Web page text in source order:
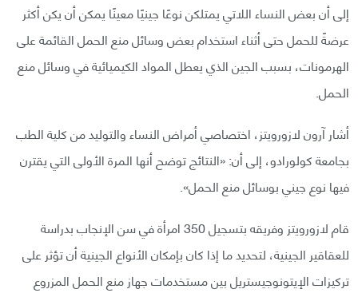
إلى أن بعض النساء اللاتي يمتلكن نوعًا جينيًا معينًا يمكن أن يكن أكثر
عرضةً للحمل حتى أثناء استخدام بعض وسائل منع الحمل القائمة على
الهرمونات، بسبب الجين الذي يعطل المواد الكيميائية في وسائل منع
الحمل.
أشار آرون لازورويتز، اختصاصي أمراض النساء والتوليد من كلية الطب
بجامعة كولورادو، إلى أن: «النتائج توضح أنها المرة الأولى التي يقترن
فيها نوع جيني بوسائل منع الحمل».
قام لازورويتز وفريقه بتسجيل 350 امرأة في سن الإنجاب بدراسة
للعقاقير الجينية، لتحديد ما إذا كان بإمكان الأنواع الجينية أن تؤثر على
تركيزات الإيتونوجيستريل بين مستخدمات جهاز منع الحمل المزروع